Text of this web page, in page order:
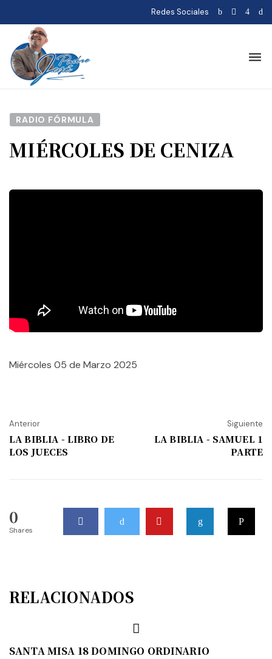
Redes Sociales
RADIO FÓRMULA
MIÉRCOLES DE CENIZA
Miércoles 05 de Marzo 2025
Anterior
LA BIBLIA - LIBRO DE
LOS JUECES
Siguiente
LA BIBLIA - SAMUEL 1
PARTE
0
Shares
RELACIONADOS
SANTA MISA 18 DOMINGO ORDINARIO